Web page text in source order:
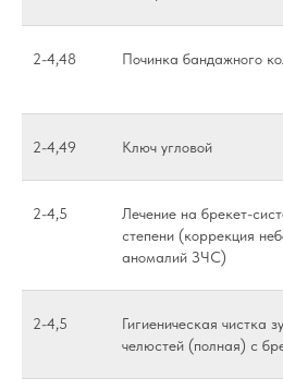
2-4,48 Починка бандажного
2-4,49 Ключ угловой
2-4,5
Лечение на брекет-
степени (коррекция
аномалий ЗЧС)
2-4,5
Гигиеническая чистка
челюстей (полная) с